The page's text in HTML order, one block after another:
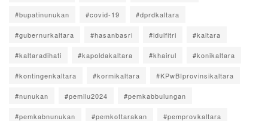
#bupatinunukan #covid-19 #dprdkaltara
#gubernurkaltara #hasanbasri #idulfitri #kaltara
#kaltaradihati #kapoldakaltara #khairul #konikaltara
#kontingenkaltara #kormikaltara #KPwBIprovinsikaltara
#nunukan #pemilu2024 #pemkabbulungan
#pemkabnunukan #pemkottarakan #pemprovkaltara